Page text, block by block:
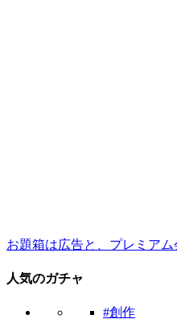
お題箱は広告と、プレミア
人気のガチャ
#創作